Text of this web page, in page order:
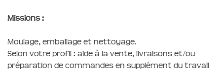
Missions :
Moulage, emballage et nettoyage.
Selon votre profil : aide à la vente, livraisons et/ou
préparation de commandes en supplément du travail